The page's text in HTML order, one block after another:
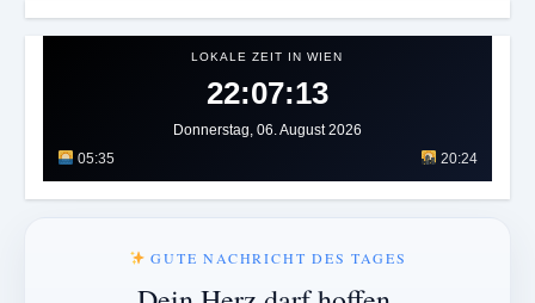
LOKALE ZEIT IN WIEN
22:07:17
Donnerstag, 06. August 2026
05:35
20:24
GUTE NACHRICHT DES TAGES